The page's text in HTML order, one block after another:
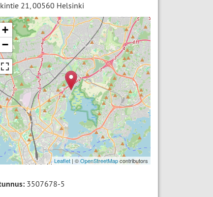
21,00560 Helsinki
+
−
Leaflet| ©OpenStreetMapcontributors
3507678-5